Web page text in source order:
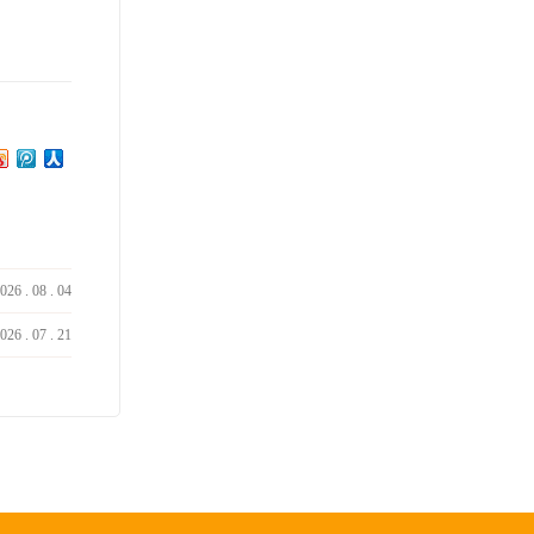
. 08 . 04
. 07 . 21